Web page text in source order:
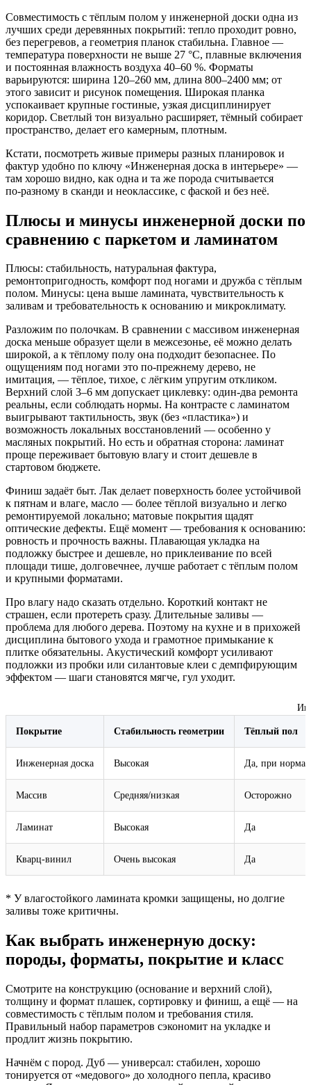
Совместимость с тёплым полом у инженерной доски одна из
лучших среди деревянных покрытий: тепло проходит ровно,
без перегревов, а геометрия планок стабильна. Главное —
температура поверхности не выше 27 °C, плавные включения
и постоянная влажность воздуха 40–60 %. Форматы
варьируются: ширина 120–260 мм, длина 800–2400 мм; от
этого зависит и рисунок помещения. Широкая планка
успокаивает крупные гостиные, узкая дисциплинирует
коридор. Светлый тон визуально расширяет, тёмный собирает
пространство, делает его камерным, плотным.
Кстати, посмотреть живые примеры разных планировок и
фактур удобно по ключу «Инженерная доска в интерьере» —
там хорошо видно, как одна и та же порода считывается
по‑разному в сканди и неоклассике, с фаской и без неё.
Плюсы и минусы инженерной доски по
сравнению с паркетом и ламинатом
Плюсы: стабильность, натуральная фактура,
ремонтопригодность, комфорт под ногами и дружба с тёплым
полом. Минусы: цена выше ламината, чувствительность к
заливам и требовательность к основанию и микроклимату.
Разложим по полочкам. В сравнении с массивом инженерная
доска меньше образует щели в межсезонье, её можно делать
широкой, а к тёплому полу она подходит безопаснее. По
ощущениям под ногами это по‑прежнему дерево, не
имитация, — тёплое, тихое, с лёгким упругим откликом.
Верхний слой 3–6 мм допускает циклевку: один-два ремонта
реальны, если соблюдать нормы. На контрасте с ламинатом
выигрывают тактильность, звук (без «пластика») и
возможность локальных восстановлений — особенно у
масляных покрытий. Но есть и обратная сторона: ламинат
проще переживает бытовую влагу и стоит дешевле в
стартовом бюджете.
Финиш задаёт быт. Лак делает поверхность более устойчивой
к пятнам и влаге, масло — более тёплой визуально и легко
ремонтируемой локально; матовые покрытия щадят
оптические дефекты. Ещё момент — требования к основанию:
ровность и прочность важны. Плавающая укладка на
подложку быстрее и дешевле, но приклеивание по всей
площади тише, долговечнее, лучше работает с тёплым полом
и крупными форматами.
Про влагу надо сказать отдельно. Короткий контакт не
страшен, если протереть сразу. Длительные заливы —
проблема для любого дерева. Поэтому на кухне и в прихожей
дисциплина бытового ухода и грамотное примыкание к
плитке обязательны. Акустический комфорт усиливают
подложки из пробки или силантовые клеи с демпфирующим
эффектом — шаги становятся мягче, гул уходит.
Покрытие Стабильность геометрии Тёплый пол
Инженерная доска Высокая Да, при нормах
Массив Средняя/низкая Осторожно
Ламинат Высокая Да
Кварц‑винил Очень высокая Да
* У влагостойкого ламината кромки защищены, но долгие
заливы тоже критичны.
Как выбрать инженерную доску:
породы, форматы, покрытие и класс
Смотрите на конструкцию (основание и верхний слой),
толщину и формат плашек, сортировку и финиш, а ещё — на
совместимость с тёплым полом и требования стиля.
Правильный набор параметров сэкономит на укладке и
продлит жизнь покрытию.
Начнём с пород. Дуб — универсал: стабилен, хорошо
тонируется от «медового» до холодного пепла, красиво